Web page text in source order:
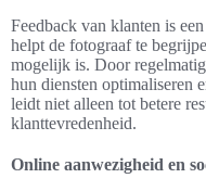
Feedback van klanten is
helpt de fotograaf te
mogelijk is. Door
hun diensten optimaliseren
leidt niet alleen tot betere
klanttevredenheid.
Online aanwezigheid en